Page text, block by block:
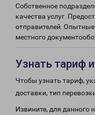
Собственное
качества услуг.
отправителей.
местного
Узнать тариф
Чтобы узнать тариф,
доставки, тип
Извините, для данного